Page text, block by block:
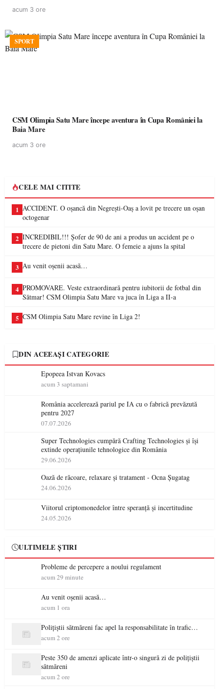
acum 3 ore
SPORT
CSM Olimpia Satu Mare începe aventura în Cupa României la
Baia Mare
acum 3 ore
CELE MAI CITITE
1 ACCIDENT. O oșancă din Negrești-Oaș a lovit pe trecere un oșan
octogenar
2 INCREDIBIL!!! Șofer de 90 de ani a produs un accident pe o
trecere de pietoni din Satu Mare. O femeie a ajuns la spital
3 Au venit oșenii acasă…
4 PROMOVARE. Veste extraordinară pentru iubitorii de fotbal din
Sătmar! CSM Olimpia Satu Mare va juca în Liga a II-a
5 CSM Olimpia Satu Mare revine în Liga 2!
DIN ACEEAȘI CATEGORIE
Epopeea Istvan Kovacs
acum 3 saptamani
România accelerează pariul pe IA cu o fabrică prevăzută
pentru 2027
07.07.2026
Super Technologies cumpără Crafting Technologies și își
extinde operațiunile tehnologice din România
29.06.2026
Oază de răcoare, relaxare și tratament - Ocna Șugatag
24.06.2026
Viitorul criptomonedelor între speranță și incertitudine
24.05.2026
ULTIMELE ȘTIRI
Probleme de percepere a noului regulament
acum 29 minute
Au venit oșenii acasă…
acum 1 ora
Polițiștii sătmăreni fac apel la responsabilitate în trafic…
acum 2 ore
Peste 350 de amenzi aplicate într-o singură zi de polițiștii
sătmăreni
acum 2 ore